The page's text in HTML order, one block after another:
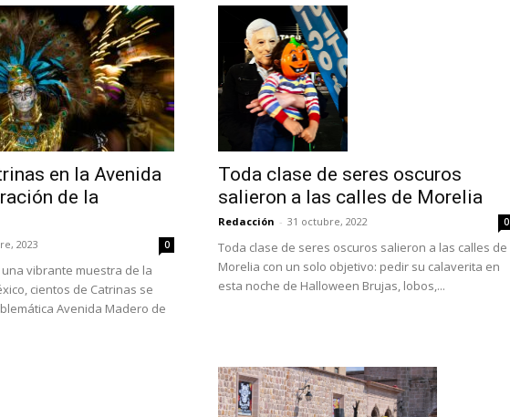
en la Avenida
de la
2023 0
vibrante muestra de la
cientos de Catrinas se
Avenida Madero de
Toda clase de seres oscuros
salieron a las calles de Morelia
Redacción - 31 octubre, 2022 0
Toda clase de seres oscuros salieron a las calles de
Morelia con un solo objetivo: pedir su calaverita en
esta noche de Halloween Brujas, lobos,...